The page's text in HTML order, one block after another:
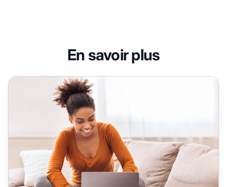
En savoir plus
Comment gagner de l'argent avec le marketing